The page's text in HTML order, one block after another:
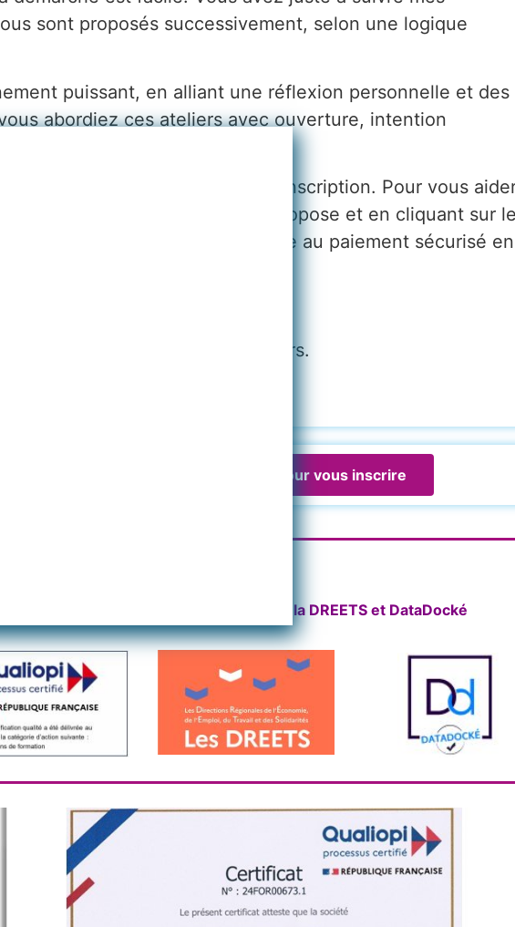
sont proposés successivement, selon une logique
puissant, en alliant une réflexion personnelle et des
abordiez ces ateliers avec ouverture, intention
réel.
pour le commencer dès votre inscription. Pour vous
coachings en ligne que je propose et en cliquant sur
également vous inscrire grâce au paiement sécurisé en
votre changement…
à l’issue de votre parcours.
Cliquez ici pour vous inscrire
Paris 8 certifiée par l’EMCC (EIA)
de formation enregistré auprès de la DREETS et DataDocké